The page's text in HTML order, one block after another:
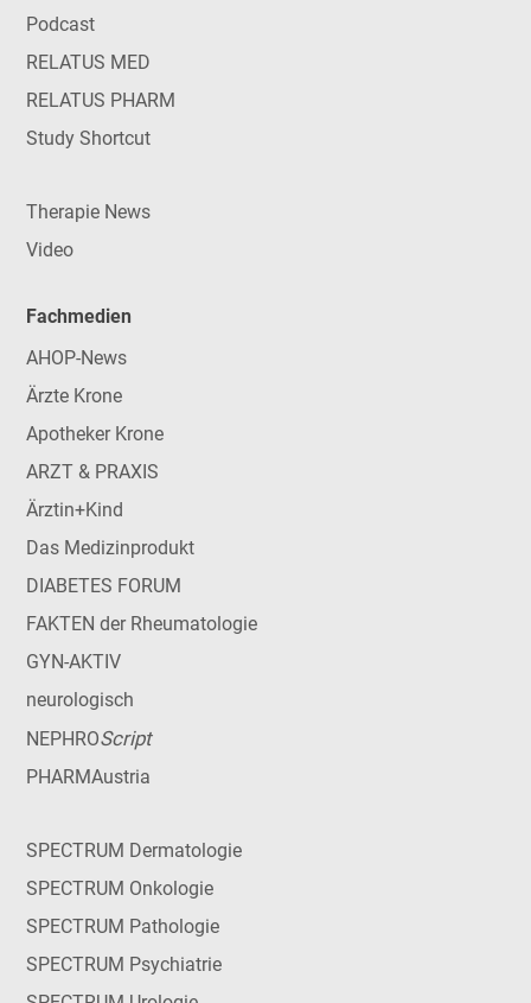
Podcast
RELATUS MED
RELATUS PHARM
Study Shortcut
Therapie News
Video
Fachmedien
AHOP-News
Ärzte Krone
Apotheker Krone
ARZT & PRAXIS
Ärztin+Kind
Das Medizinprodukt
DIABETES FORUM
FAKTEN der Rheumatologie
GYN-AKTIV
neurologisch
NEPHROScript
PHARMAustria
SPECTRUM Dermatologie
SPECTRUM Onkologie
SPECTRUM Pathologie
SPECTRUM Psychiatrie